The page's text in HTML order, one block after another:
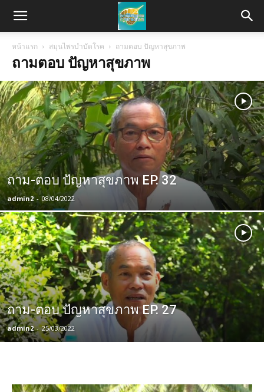
หน้าแรก สมุนไพรบำบัดโรค ถามตอบ ปัญหาสุขภาพ
ถามตอบ ปัญหาสุขภาพ
ถาม-ตอบ ปัญหาสุขภาพ EP. 32
admin2 - 08/04/2022
ถาม-ตอบ ปัญหาสุขภาพ EP. 27
admin2 - 25/03/2022